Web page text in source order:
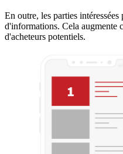
En outre, les parties
d'informations. Cela augmente
d'acheteurs potentiels.